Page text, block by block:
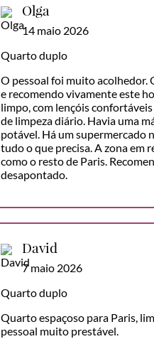
Olga
14 maio 2026
Quarto duplo
O pessoal foi muito acolhedor.
e recomendo vivamente este
limpo, com lençóis
de limpeza diário. Havia uma
potável. Há um supermercado
tudo o que precisa. A zona em
como o resto de Paris.
desapontado.
David
7 maio 2026
Quarto duplo
Quarto espaçoso para Paris,
pessoal muito prestável.